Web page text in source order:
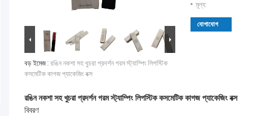
বড় ইমেজ : রঙিন নকশা সহ খুচরা প্রদর্শন গরম স্ট্যাম্পিং লিপস্টিক
কসমেটিক কাগজ প্যাকেজিং বক্স
মূল্য:
যোগাযোগ
রঙিন নকশা সহ খুচরা প্রদর্শন গরম স্ট্যাম্পিং লিপস্টিক কসমেটিক কাগজ প্যাকেজিং বক্স
বিবরণ